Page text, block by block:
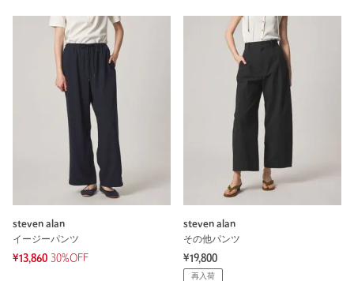
steven alan
イージーパンツ
¥13,860 30%OFF
steven alan
その他パンツ
¥19,800
再入荷